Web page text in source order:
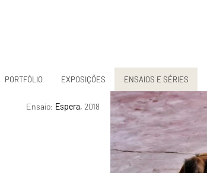
PORTFÓLIO EXPOSIÇÕES ENSAIOS E SÉRIES
Ensaio: Espera, 2018